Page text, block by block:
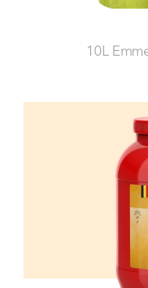
10L